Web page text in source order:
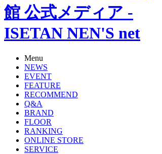
館 公式メディア -
ISETAN NEN'S net
Menu
NEWS
EVENT
FEATURE
RECOMMEND
Q&A
BRAND
FLOOR
RANKING
ONLINE STORE
SERVICE